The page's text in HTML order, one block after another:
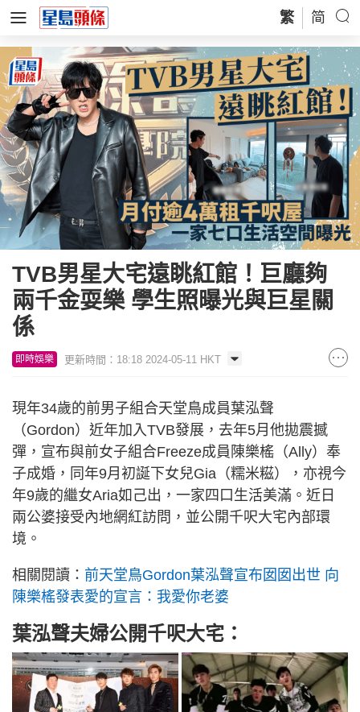
繁 简
TVB男星大宅遠眺紅館！巨廳夠
兩千金耍樂 學生照曝光與巨星關
係
即時娛樂 更新時間：18:18 2024-05-11 HKT
現年34歲的前男子組合天堂鳥成員葉泓聲
（Gordon）近年加入TVB發展，去年5月他拋震撼
彈，宣布與前女子組合Freeze成員陳樂榣（Ally）奉
子成婚，同年9月初誕下女兒Gia（糯米糍），亦視今
年9歲的繼女Aria如己出，一家四口生活美滿。近日
兩公婆接受內地網紅訪問，並公開千呎大宅內部環
境。
相關閱讀： 前天堂鳥Gordon葉泓聲宣布囡囡出世 向
陳樂榣發表愛的宣言：我愛你老婆
葉泓聲夫婦公開千呎大宅：